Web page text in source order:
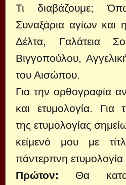
Τι διαβάζουμε;
Συναξάρια αγίων
Δέλτα, Γαλάτεια
Βιγγοπούλου,
του Αισώπου.
Για την ορθογραφία
και ετυμολογία. Για
της ετυμολογίας
κείμενό μου με
πάντερπνη
Πρώτον: Θα